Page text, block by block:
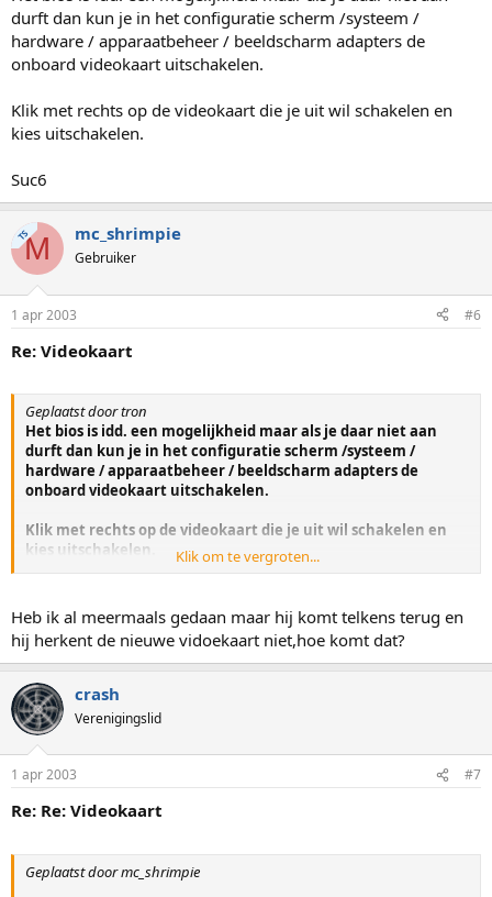
durft dan kun je in het configuratie scherm /systeem /
hardware / apparaatbeheer / beeldscharm adapters de
onboard videokaart uitschakelen.
Klik met rechts op de videokaart die je uit wil schakelen en
kies uitschakelen.
Suc6
TSM mc_shrimpie
Gebruiker
1 apr 2003 #6
Re: Videokaart
Geplaatst door tron
Het bios is idd. een mogelijkheid maar als je daar niet aan
durft dan kun je in het configuratie scherm /systeem /
hardware / apparaatbeheer / beeldscharm adapters de
onboard videokaart uitschakelen.
Klik met rechts op de videokaart die je uit wil schakelen en
kies uitschakelen.
Klik om te vergroten...
Heb ik al meermaals gedaan maar hij komt telkens terug en
hij herkent de nieuwe vidoekaart niet,hoe komt dat?
crash
Verenigingslid
1 apr 2003 #7
Re: Re: Videokaart
Geplaatst door mc_shrimpie